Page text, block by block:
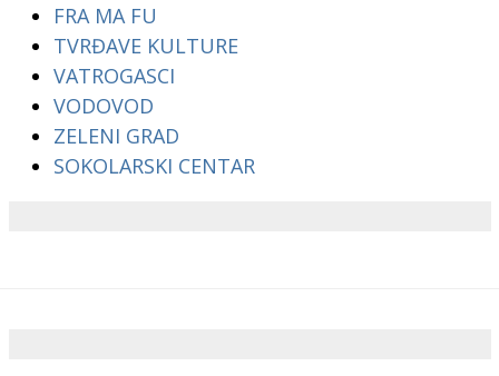
FRA MA FU
TVRĐAVE KULTURE
VATROGASCI
VODOVOD
ZELENI GRAD
SOKOLARSKI CENTAR